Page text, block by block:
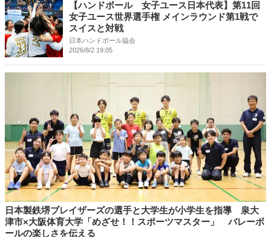
【ハンドボール 女子ユース日本代表】第11回
女子ユース世界選手権 メインラウンド第1戦で
スイスと対戦
日本ハンドボール協会
2026/8/2 19:05
日本製鉄堺ブレイザーズの選手と大学生が小学生を指導 泉大
津市×大阪体育大学「めざせ！！スポーツマスター」 バレーボ
ールの楽しさを伝える